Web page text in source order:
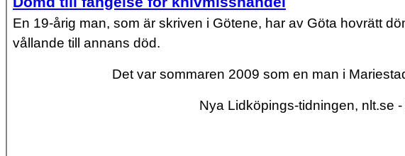
En 19-årig man, som är skriven i Götene, har av Göta hovrätt
vållande till annans död.
Det var sommaren 2009 som en man i
Nya Lidköpings-tidningen, nlt.se